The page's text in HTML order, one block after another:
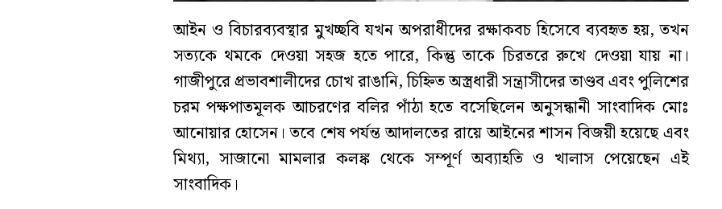
আইন ও বিচারব্যবস্থার মুখচ্ছবি যখন অপরাধীদের রক্ষাকবচ হিসেবে ব্যবহৃত হয়, তখন
সত্যকে থমকে দেওয়া সহজ হতে পারে, কিন্তু তাকে চিরতরে রুখে দেওয়া যায় না।
গাজীপুরে প্রভাবশালীদের চোখ রাঙানি, চিহ্নিত অস্ত্রধারী সন্ত্রাসীদের তাণ্ডব এবং পুলিশের
চরম পক্ষপাতমূলক আচরণের বলির পাঁঠা হতে বসেছিলেন অনুসন্ধানী সাংবাদিক মোঃ
আনোয়ার হোসেন। তবে শেষ পর্যন্ত আদালতের রায়ে আইনের শাসন বিজয়ী হয়েছে এবং
মিথ্যা, সাজানো মামলার কলঙ্ক থেকে সম্পূর্ণ অব্যাহতি ও খালাস পেয়েছেন এই
সাংবাদিক।